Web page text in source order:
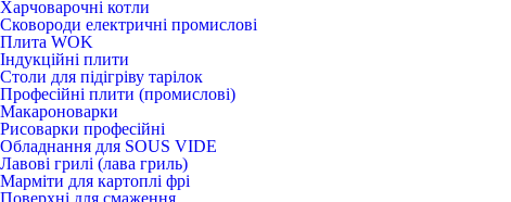
Харчоварочні котли
Сковороди електричні промислові
Плита WOK
Індукційні плити
Столи для підігріву тарілок
Професійні плити (промислові)
Макароноварки
Рисоварки професійні
Обладнання для SOUS VIDE
Лавові грилі (лава гриль)
Марміти для картоплі фрі
Поверхні для смаження